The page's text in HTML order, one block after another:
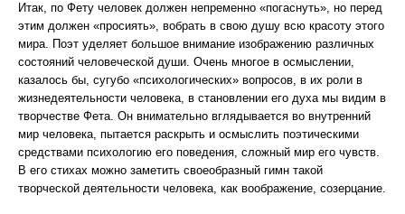
Итак, по Фету человек должен непременно «погаснуть», но перед
этим должен «просиять», вобрать в свою душу всю красоту этого
мира. Поэт уделяет большое внимание изображению различных
состояний человеческой души. Очень многое в осмыслении,
казалось бы, сугубо «психологических» вопросов, в их роли в
жизнедеятельности человека, в становлении его духа мы видим в
творчестве Фета. Он внимательно вглядывается во внутренний
мир человека, пытается раскрыть и осмыслить поэтическими
средствами психологию его поведения, сложный мир его чувств.
В его стихах можно заметить своеобразный гимн такой
творческой деятельности человека, как воображение, созерцание.